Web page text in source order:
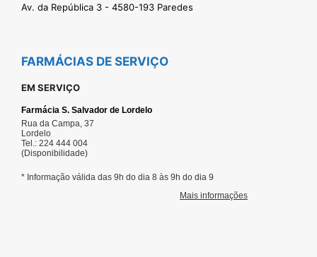
Av. da República 3 - 4580-193 Paredes
FARMÁCIAS DE SERVIÇO
EM SERVIÇO